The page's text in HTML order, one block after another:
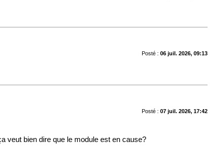
Posté : 06 juil. 2026, 09:13
Posté : 07 juil. 2026, 17:42
veut bien dire que le module est en cause?